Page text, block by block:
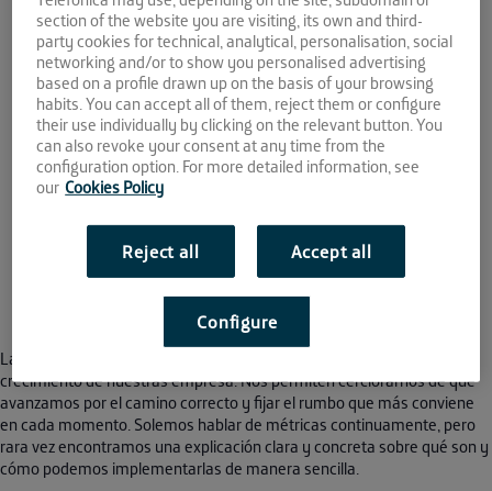
18 SEP
2019
17:00 - 19:00
Espacio de crowdworking El Patio
Calle San Pablo, 7 bajo
Córdoba14002
This event has passed.
Las métricas son un elemento muy importante para tomar el pulso al
crecimiento de nuestras empresa. Nos permiten cerciorarnos de que
avanzamos por el camino correcto y fijar el rumbo que más conviene
en cada momento. Solemos hablar de métricas continuamente, pero
rara vez encontramos una explicación clara y concreta sobre qué son y
cómo podemos implementarlas de manera sencilla.
section of the website you are visiting, its own and third-
party cookies for technical, analytical, personalisation, social
networking and/or to show you personalised advertising
based on a profile drawn up on the basis of your browsing
habits. You can accept all of them, reject them or configure
their use individually by clicking on the relevant button. You
can also revoke your consent at any time from the
configuration option. For more detailed information, see
our Cookies Policy
Reject all Accept all
Configure